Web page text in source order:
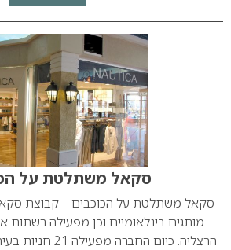
סקאל משתלטת על
סקאל משתלטת על הכוכבים – קבוצת
מותגים בינלאומיים וכן מפעילה